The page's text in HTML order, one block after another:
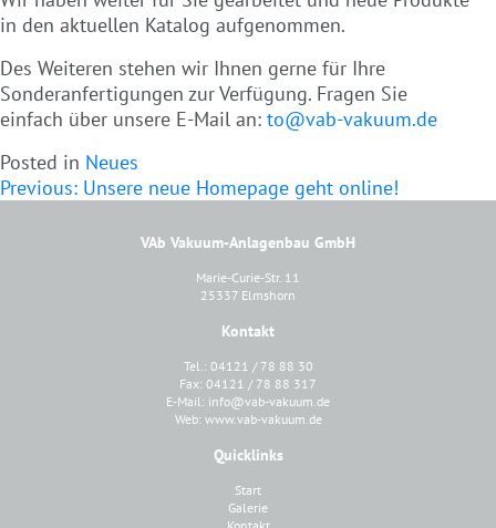
in den aktuellen Katalog aufgenommen.
Des Weiteren stehen wir Ihnen gerne für Ihre
Sonderanfertigungen zur Verfügung. Fragen Sie
einfach über unsere E-Mail an: to@vab-vakuum.de
Posted in Neues
Beitragsnavigation
Previous: Unsere neue Homepage geht online!
VAb Vakuum-Anlagenbau GmbH
Marie-Curie-Str. 11
25337 Elmshorn
Kontakt
Tel.: 04121 / 78 88 30
Fax: 04121 / 78 88 317
E-Mail: info@vab-vakuum.de
Web: www.vab-vakuum.de
Quicklinks
Start
Galerie